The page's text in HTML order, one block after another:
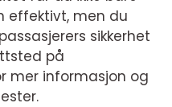
effektivt, men du
sikkerhet
på
mer informasjon og